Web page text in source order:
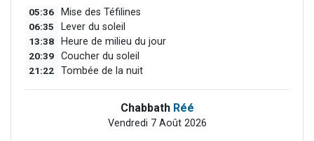
05:36 Mise des Téfilines
06:35 Lever du soleil
13:38 Heure de milieu du jour
20:39 Coucher du soleil
21:22 Tombée de la nuit
Chabbath Réé
Vendredi 7 Août 2026